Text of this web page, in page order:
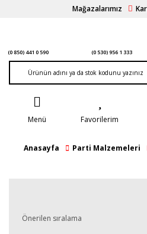
Mağazalarımız
(0 850) 441 0 590 (0 530) 956 1 333
Menü Favorilerim
Anasayfa Parti Malzemeleri